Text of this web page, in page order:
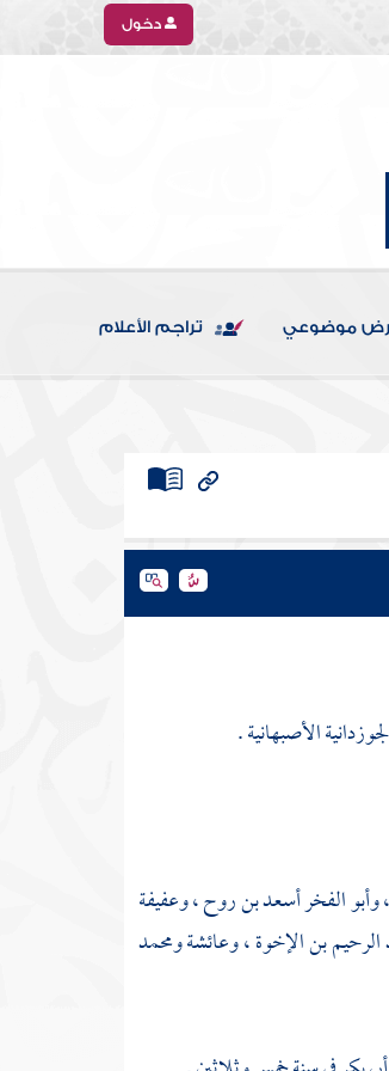
دخول
موضوعي تراجم الأعلام
الأصبهانية .
،وأبو الفخر أسعد بن روح،وعفيفة
بن الإخوة،وعائشة ومحمد